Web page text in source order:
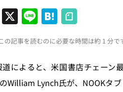
7月31日 ] HON.jp News Blogに拡張検索生
月8日 ] すべてプロの翻訳・集英社「
日刊出版ニュースまとめ
T X Li
n
e
H
at
e
n
a
の記事を読むのに必要な時間は約 1 分で
道によると、米国書店チェー
William Lynch氏が、NOOKタ